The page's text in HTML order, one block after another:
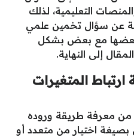
التعليمية، لذلك
عن سؤال تخمين علمي
بعضها مع بعض بشكل
إلى النهاية.
المتغيرات
من معرفة طريقة وروده
بصيغة اختيار من متعدد أو